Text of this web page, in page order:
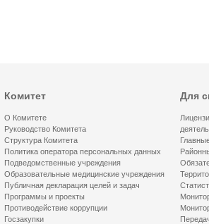
Комитет
О Комитете
Руководство Комитета
Структура Комитета
Политика оператора персональных данных
Подведомственные учреждения
Образовательные медицинские учреждения
Публичная декларация целей и задач
Программы и проекты
Противодействие коррупции
Госзакупки
Для